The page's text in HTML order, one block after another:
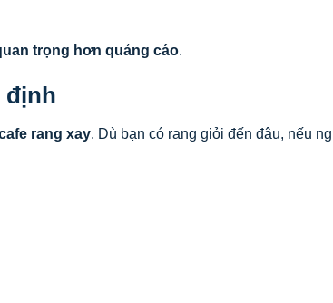
trọng hơn quảng cáo.
định
rang xay. Dù bạn có rang giỏi đến đâu, nếu